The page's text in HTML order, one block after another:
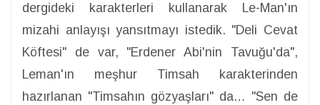
dergideki karakterleri kullanarak Le-Man'ın
mizahi anlayışı yansıtmayı istedik. "Deli Cevat
Köftesi" de var, "Erdener Abi'nin Tavuğu'da",
Leman'ın meşhur Timsah karakterinden
hazırlanan "Timsahın gözyaşları" da… "Sen de